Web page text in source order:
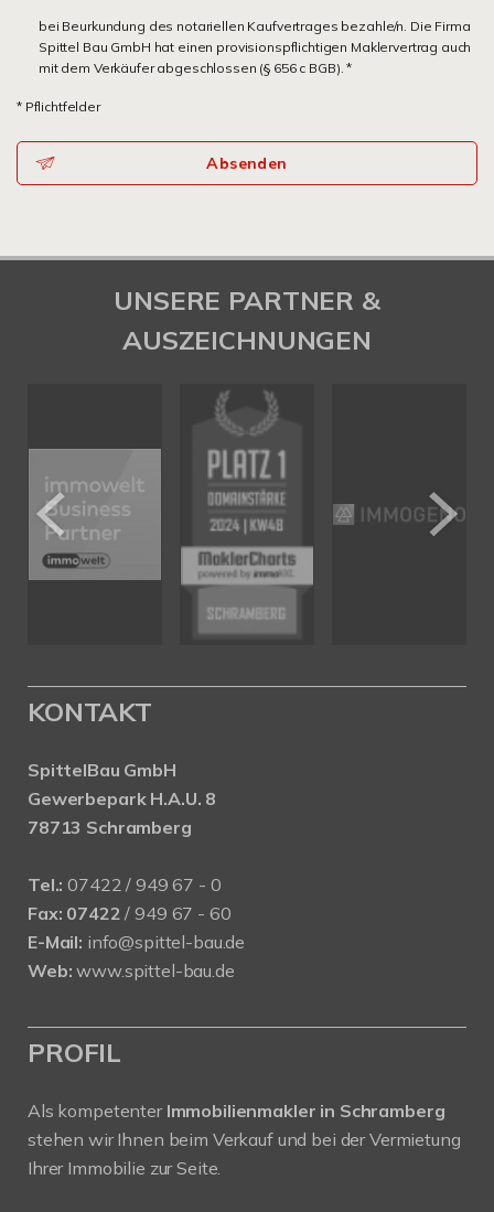
bei Beurkundung des notariellen Kaufvertrages bezahle/n. Die Firma
Spittel Bau GmbH hat einen provisionspflichtigen Maklervertrag auch
mit dem Verkäufer abgeschlossen (§ 656 c BGB). *
* Pflichtfelder
Absenden
UNSERE PARTNER &
AUSZEICHNUNGEN
KONTAKT
SpittelBau GmbH
Gewerbepark H.A.U. 8
78713 Schramberg
Tel.: 07422 / 949 67 - 0
Fax: 07422 / 949 67 - 60
E-Mail: info@spittel-bau.de
Web: www.spittel-bau.de
PROFIL
Als kompetenter Immobilienmakler in Schramberg
stehen wir Ihnen beim Verkauf und bei der Vermietung
Ihrer Immobilie zur Seite.